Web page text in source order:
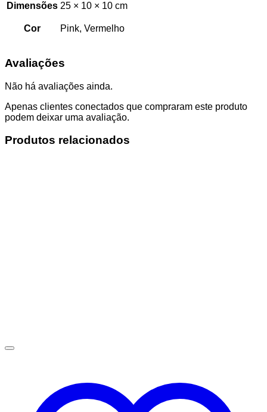
Dimensões 25 × 10 × 10 cm
Cor Pink, Vermelho
Avaliações
Não há avaliações ainda.
Apenas clientes conectados que compraram este produto
podem deixar uma avaliação.
Produtos relacionados